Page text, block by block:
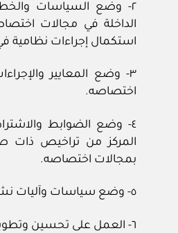
٢‏-‏ وضع السياسات
الداخلة في مجالات
استكمال إجراءات نظامية
٣‏- وضع المعايير
اختصاصه.
٤‏- وضع الضوابط
المركز من تراخيص ذات
بمجالات اختصاصه.
٥‏- وضع سياسات وآليات نشر الكود.
٦‏- العمل على تحسين وتطوير وتحديث الكود.